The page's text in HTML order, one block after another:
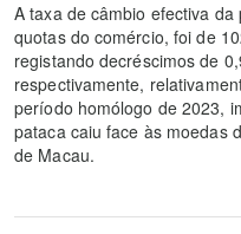
A taxa de câmbio efectiva
quotas do comércio, foi de
registando decréscimos de
respectivamente,
período homólogo de 2023,
pataca caiu face às moedas
de Macau.